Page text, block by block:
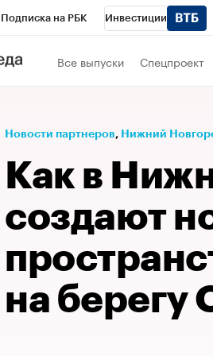
Подписка на РБК Инвестиции
Телеканал
Спецпроекты Проверка контрагентов
Все выпуски Спецпроект
Новости партнеров⁠, Нижний
Как в
создают
на берегу